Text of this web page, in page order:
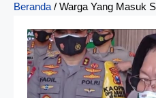
Beranda / Warga Yang Masuk